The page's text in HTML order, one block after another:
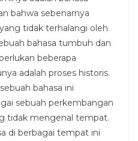
bahwa sebenarnya
tidak terhalangi oleh
bahasa tumbuh dan
beberapa
adalah proses historis.
bahasa ini
sebuah perkembangan
tidak mengenal tempat.
di berbagai tempat ini